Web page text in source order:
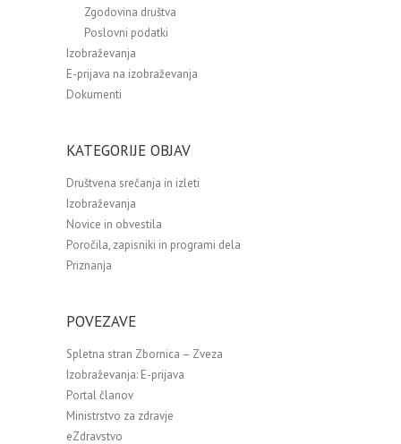
Zgodovina društva
Poslovni podatki
Izobraževanja
E-prijava na izobraževanja
Dokumenti
KATEGORIJE OBJAV
Društvena srečanja in izleti
Izobraževanja
Novice in obvestila
Poročila, zapisniki in programi dela
Priznanja
POVEZAVE
Spletna stran Zbornica – Zveza
Izobraževanja: E-prijava
Portal članov
Ministrstvo za zdravje
eZdravstvo